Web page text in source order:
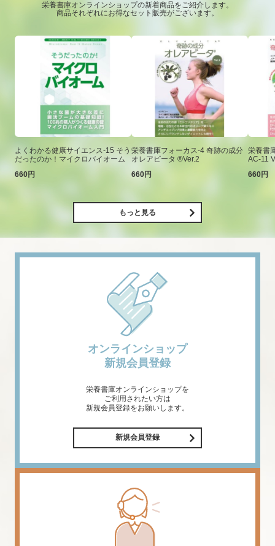
栄養書庫オンラインショップの新着商品をご紹介します。
商品それぞれにお得なセット販売がございます。
よくわかる健康サイエンス-15 そう
だったのか！マイクロバイオーム
660円
栄養書庫フォーカス-4 奇跡の成分
オレアビータ ®Ver.2
660円
栄養書
AC-11
660円
もっと見る
オンラインショップ
新規会員登録
栄養書庫オンラインショップを
ご利用されたい方は
新規会員登録をお願いします。
新規会員登録